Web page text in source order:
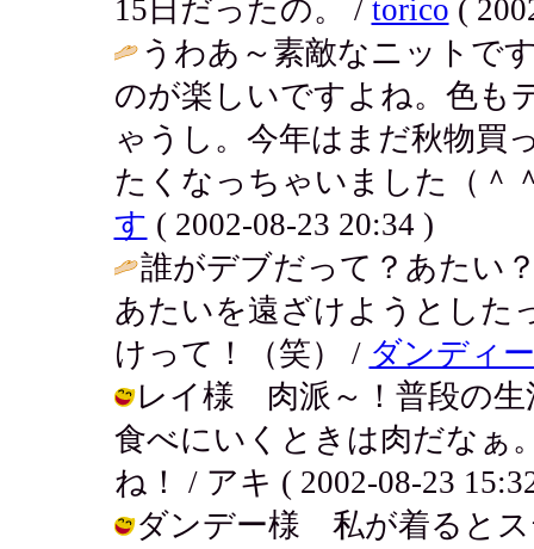
15日だったの。 / torico (
うわあ～素敵なニットで
のが楽しいですよね。色も
ゃうし。今年はまだ秋物買
たくなっちゃいました（＾
す ( 2002-08-23 20:34 )
誰がデブだって？あたい
あたいを遠ざけようとした
けって！（笑） / ダンディ
レイ様 肉派～！普段の生
食べにいくときは肉だなぁ
ね！ / アキ ( 2002-08-23
ダンデー様 私が着ると